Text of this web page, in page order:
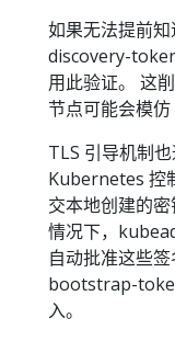
如果无法提前
discovery-
用此验证。 这
节点可能会模
TLS 引导机制
Kubernetes 控
交本地创建的
情况下，
自动批准这些
bootstrap-
入。